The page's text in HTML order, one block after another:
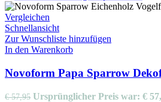
Vergleichen
Schnellansicht
Zur Wunschliste hinzufügen
In den Warenkorb
Novoform Papa Sparrow
€57,95 Ursprünglicher Preis war: €